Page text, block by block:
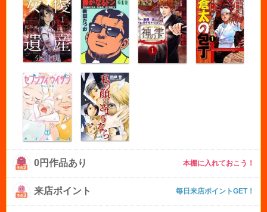
0円作品あり 本棚に入れておこう！
来店ポイント 毎日来店ポイントGET！